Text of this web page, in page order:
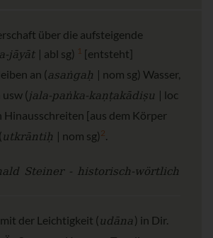
über die aufsteigende
jāyāt | abl sg) 1 [entsteht]
an (asaṅgaḥ | nom sg) Wasser,
(jala-paṅka-kaṇṭakādiṣu | loc
Hinausschreiten [aus dem Körper
utkrāntiḥ | nom sg) 2
Steiner - historisch-wörtlich
der Leichtigkeit (udāna ) in Dir.